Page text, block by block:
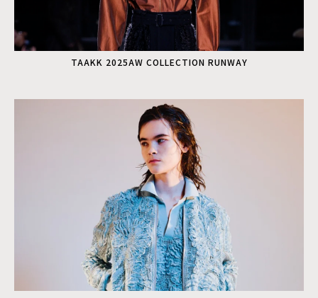
TAAKK 2025AW COLLECTION RUNWAY